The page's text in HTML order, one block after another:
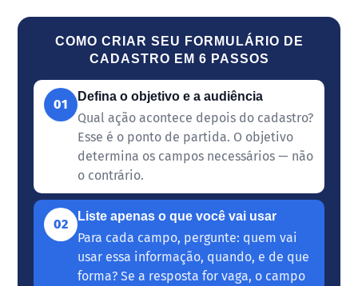
COMO CRIAR SEU FORMULÁRIO DE
CADASTRO EM 6 PASSOS
01
Defina o objetivo e a audiência
Qual ação acontece depois do cadastro?
Esse é o ponto de partida. O objetivo
determina os campos necessários — não
o contrário.
02
Liste apenas o que você vai usar
Para cada campo, pergunte: quem vai
usar essa informação, quando, e de que
forma? Se a resposta for vaga, o campo